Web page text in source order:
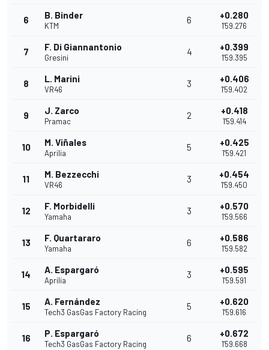
6 B. Binder
KTM
6 +0.280
1'59.276
7 F. Di Giannantonio
Gresini
4 +0.399
1'59.395
8 L. Marini
VR46
3 +0.406
1'59.402
9 J. Zarco
Pramac
2 +0.418
1'59.414
10 M. Viñales
Aprilia
5 +0.425
1'59.421
11 M. Bezzecchi
VR46
3 +0.454
1'59.450
12 F. Morbidelli
Yamaha
3 +0.570
1'59.566
13 F. Quartararo
Yamaha
6 +0.586
1'59.582
14 A. Espargaró
Aprilia
3 +0.595
1'59.591
15 A. Fernández
Tech3 GasGas Factory Racing
5 +0.620
1'59.616
16 P. Espargaró
Tech3 GasGas Factory Racing
6 +0.672
1'59.668